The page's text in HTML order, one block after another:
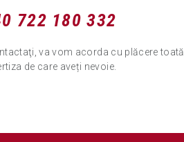
722 180 332
va vom acorda cu plăcere toată
de care aveți nevoie.